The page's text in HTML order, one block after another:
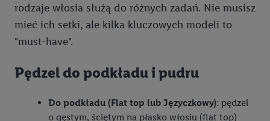
rodzaje włosia służą do różnych zadań. Nie musisz
mieć ich setki, ale kilka kluczowych modeli to
"must-have".
Pędzel do podkładu i pudru
Do podkładu (Flat top lub Języczkowy): pędzel
o gęstym, ściętym na płasko włosiu (flat top)